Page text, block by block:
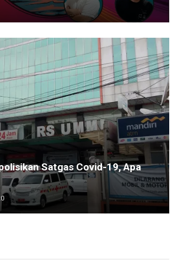
Satgas Covid-19, Apa